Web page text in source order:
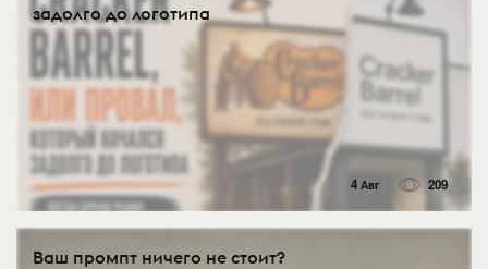
задолго до логотипа
4 Авг 209
Ваш промпт ничего не стоит?